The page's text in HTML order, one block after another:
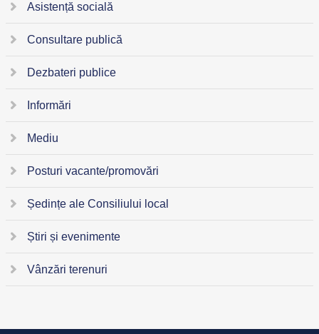
Asistență socială
Consultare publică
Dezbateri publice
Informări
Mediu
Posturi vacante/promovări
Ședințe ale Consiliului local
Știri și evenimente
Vânzări terenuri